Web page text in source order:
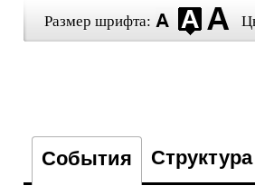
Размер шрифта:
События Структура